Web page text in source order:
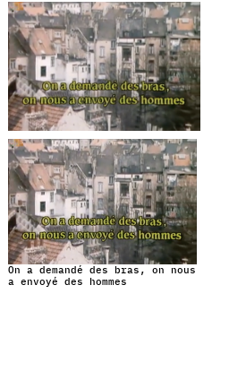
On a demandé des bras, on nous
a envoyé des hommes